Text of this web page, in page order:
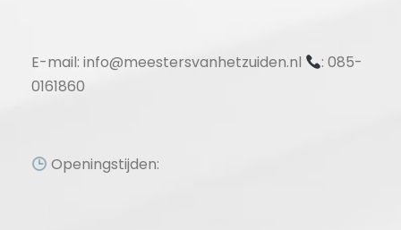
E-mail: info@meestersvanhetzuiden.nl
: 085-
0161860
Openingstijden: